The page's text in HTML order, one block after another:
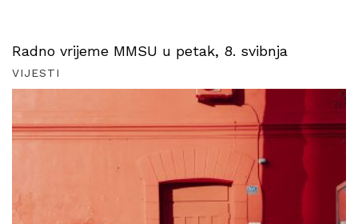
Radno vrijeme MMSU u petak, 8. svibnja
VIJESTI